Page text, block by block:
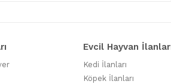
Evcil Hayvan
Kedi İlanları
Köpek İlanları